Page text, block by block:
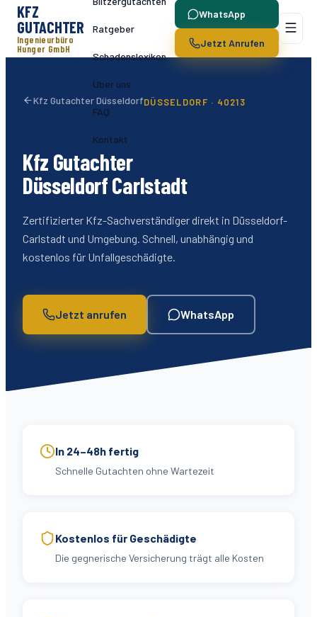
KFZ
GUTACHTER
Ingenieurbüro
Hunger GmbH
Ratgeber
Schadenslexikon
Über uns
FAQ
Kontakt
WhatsApp
Jetzt Anrufen
Kfz Gutachter DüsseldorfDÜSSELDORF · 40213
Kfz Gutachter
DüsseldorfCarlstadt
Zertifizierter Kfz-Sachverständiger direkt in Düsseldorf-
Carlstadt und Umgebung. Schnell, unabhängig und
kostenlos für Unfallgeschädigte.
Jetzt anrufen WhatsApp
In 24–48h fertig
Schnelle Gutachten ohne Wartezeit
Kostenlos für Geschädigte
Die gegnerische Versicherung trägt alle Kosten